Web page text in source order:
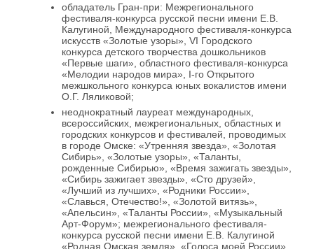
обладатель Гран-при: Межрегионального
фестиваля-конкурса русской песни имени Е.В.
Калугиной, Международного фестиваля-конкурса
искусств «Золотые узоры», VI Городского
конкурса детского творчества дошкольников
«Первые шаги», областного фестиваля-конкурса
«Мелодии народов мира», I-го Открытого
межшкольного конкурса юных вокалистов имени
О.Г. Ляликовой;
неоднократный лауреат международных,
всероссийских, межрегиональных, областных и
городских конкурсов и фестивалей, проводимых
в городе Омске: «Утренняя звезда», «Золотая
Сибирь», «Золотые узоры», «Таланты,
рожденные Сибирью», «Время зажигать звезды»,
«Сибирь зажигает звезды», «Сто друзей»,
«Лучший из лучших», «Родники России»,
«Славься, Отечество!», «Золотой витязь»,
«Апельсин», «Таланты России», «Музыкальный
Арт-Форум»; межрегионального фестиваля-
конкурса русской песни имени Е.В. Калугиной
«Родная Омская земля», «Голоса моей России»,